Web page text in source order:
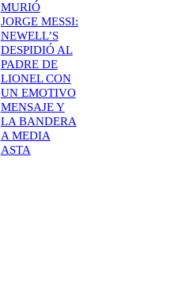
MURIÓ
JORGE MESSI:
NEWELL’S
DESPIDIÓ AL
PADRE DE
LIONEL CON
UN EMOTIVO
MENSAJE Y
LA BANDERA
A MEDIA
ASTA